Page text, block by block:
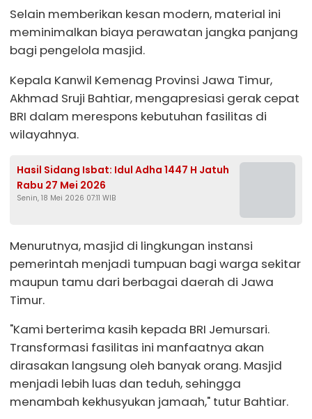
Selain memberikan kesan modern, material ini
meminimalkan biaya perawatan jangka panjang
bagi pengelola masjid.
Kepala Kanwil Kemenag Provinsi Jawa Timur,
Akhmad Sruji Bahtiar, mengapresiasi gerak cepat
BRI dalam merespons kebutuhan fasilitas di
wilayahnya.
Hasil Sidang Isbat: Idul Adha 1447 H Jatuh
Rabu 27 Mei 2026
Senin, 18 Mei 2026 07:11 WIB
Menurutnya, masjid di lingkungan instansi
pemerintah menjadi tumpuan bagi warga sekitar
maupun tamu dari berbagai daerah di Jawa
Timur.
"Kami berterima kasih kepada BRI Jemursari.
Transformasi fasilitas ini manfaatnya akan
dirasakan langsung oleh banyak orang. Masjid
menjadi lebih luas dan teduh, sehingga
menambah kekhusyukan jamaah," tutur Bahtiar.